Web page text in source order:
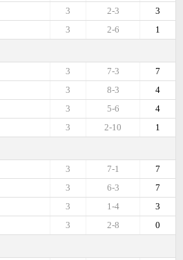
3
2-3
3
1
2-6
3
7
7-3
3
4
8-3
3
4
5-6
3
1
2-10
3
7
7-1
3
7
6-3
3
3
1-4
3
0
2-8
3